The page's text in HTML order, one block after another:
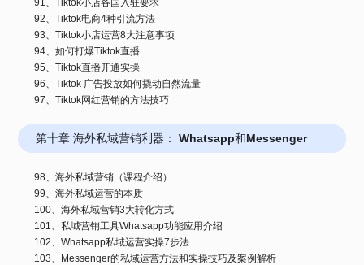
91、Tiktok小店各国入驻要求
92、Tiktok电商4种引流方法
93、Tiktok小店运营8大注意事项
94、如何打爆Tiktok直播
95、Tiktok直播开通实操
96、Tiktok 广告投放如何撬动自然流量
97、Tiktok网红营销的方法技巧
第十章 海外私域营销利器： Whatsapp和Messenger
98、海外私域营销（课程介绍）
99、海外私域运营的本质
100、海外私域营销3大转化方式
101、私域营销工具Whatsapp功能应用介绍
102、Whatsapp私域运营实操7步法
103、Messenger的私域运营方法和实操技巧及案例解析